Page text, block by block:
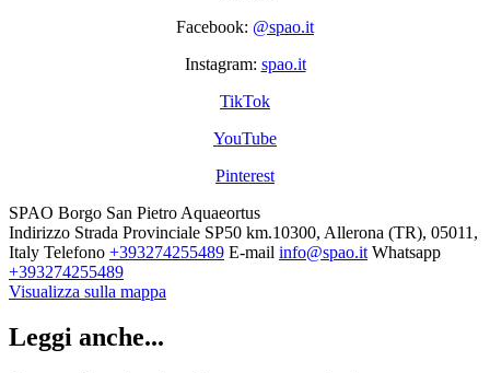
Facebook: @spao.it
Instagram: spao.it
TikTok
YouTube
Pinterest
SPAO Borgo San Pietro Aquaeortus
Indirizzo Strada Provinciale SP50 km.10300, Allerona (TR), 05011,
Italy Telefono +393274255489 E-mail info@spao.it Whatsapp
+393274255489
Visualizza sulla mappa
Leggi anche...